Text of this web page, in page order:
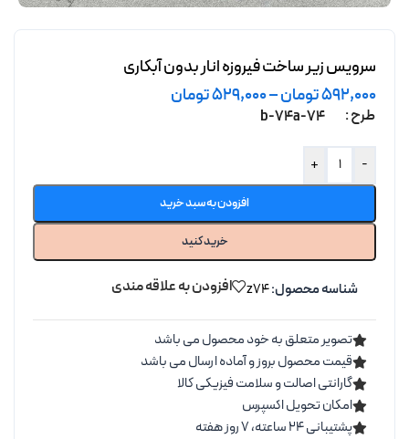
سرویس زیر ساخت فیروزه انار بدون آبکاری
592,000تومان–
529,000تومان
طرح 74-a
74-b
-
+
افزودن به سبد خرید
خرید کنید
شناسه محصول:z74 افزودن به علاقه مندی
تصویر متعلق به خود محصول می باشد
قیمت محصول بروز و آماده ارسال می باشد
گارانتی اصالت و سلامت فیزیکی کالا
امکان تحویل اکسپرس
پشتیبانی ۲۴ ساعته، ۷ روز هفته